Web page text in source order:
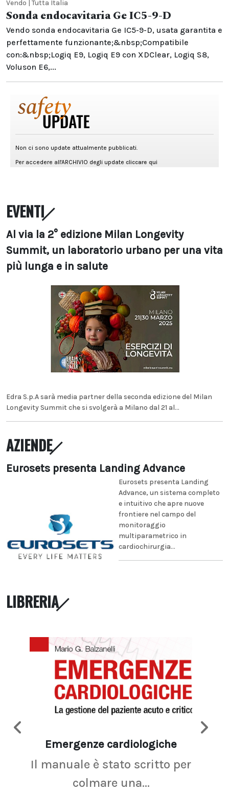
Vendo | Tutta Italia
Sonda endocavitaria Ge IC5-9-D
Vendo sonda endocavitaria Ge IC5-9-D, usata garantita e
perfettamente funzionante;&nbsp;Compatibile
con:&nbsp;Logiq E9, Logiq E9 con XDClear, Logiq S8,
Voluson E6,...
EVENTI
Al via la 2° edizione Milan Longevity
Summit, un laboratorio urbano per una vita
più lunga e in salute
Edra S.p.A sarà media partner della seconda edizione del Milan
Longevity Summit che si svolgerà a Milano dal 21 al...
AZIENDE
Eurosets presenta Landing Advance
Eurosets presenta Landing
Advance, un sistema completo
e intuitivo che apre nuove
frontiere nel campo del
monitoraggio
multiparametrico in
cardiochirurgia...
LIBRERIA
Emergenze cardiologiche
Il manuale è stato scritto per
colmare una...